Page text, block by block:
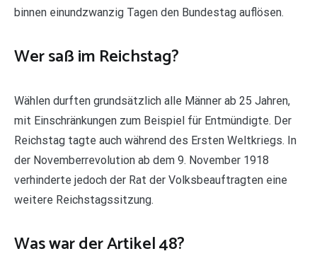
binnen einundzwanzig Tagen den Bundestag auflösen.
Wer saß im Reichstag?
Wählen durften grundsätzlich alle Männer ab 25 Jahren,
mit Einschränkungen zum Beispiel für Entmündigte. Der
Reichstag tagte auch während des Ersten Weltkriegs. In
der Novemberrevolution ab dem 9. November 1918
verhinderte jedoch der Rat der Volksbeauftragten eine
weitere Reichstagssitzung.
Was war der Artikel 48?